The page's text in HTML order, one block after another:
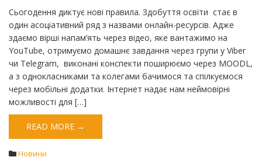
Сьогодення диктує нові правила. Здобуття освіти стає в
один асоціативний ряд з назвами онлайн-ресурсів. Адже
здаємо вірші напам’ять через відео, яке вантажимо на
YouTube, отримуємо домашнє завдання через групи у Viber
чи Telegrаm, виконані конспекти поширюємо через MOODL,
а з однокласниками та колегами бачимося та спілкуємося
через мобільні додатки. Інтернет надає нам неймовірні
можливості для […]
READ MORE →
Новини